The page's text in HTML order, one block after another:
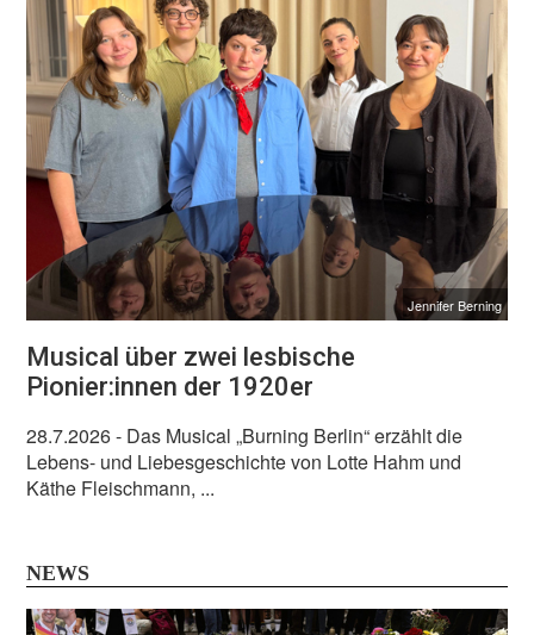
Jennifer Berning
Musical über zwei lesbische
Pionier:innen der 1920er
28.7.2026- Das Musical „Burning Berlin“ erzählt die
Lebens- und Liebesgeschichte von Lotte Hahm und
Käthe Fleischmann, ...
NEWS